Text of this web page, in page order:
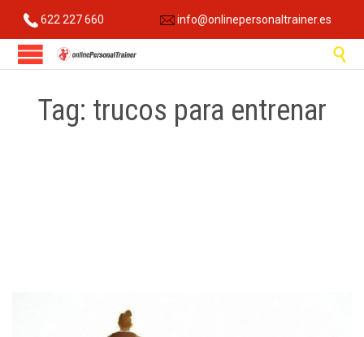
622 227 660 info@onlinepersonaltrainer.es

Tag: trucos para entrenar